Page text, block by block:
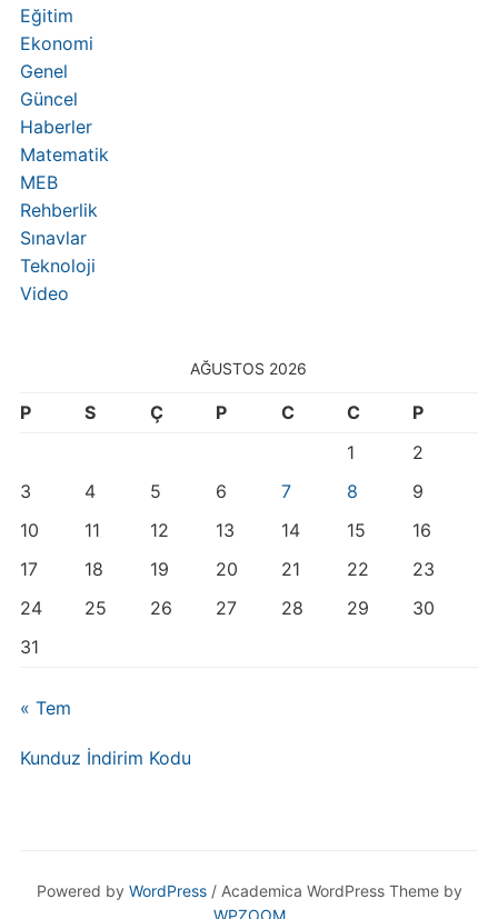
Eğitim
Ekonomi
Genel
Güncel
Haberler
Matematik
MEB
Rehberlik
Sınavlar
Teknoloji
Video
AĞUSTOS 2026
P S Ç P C C
P
1
2
3
4 5 6 7 8
9
10
11 12 13 14 15
16
17
18 19 20 21 22
23
24
25 26 27 28 29
30
31
« Tem
Kunduz İndirim Kodu
Powered by WordPress/ Academica WordPress Theme by
WPZOOM